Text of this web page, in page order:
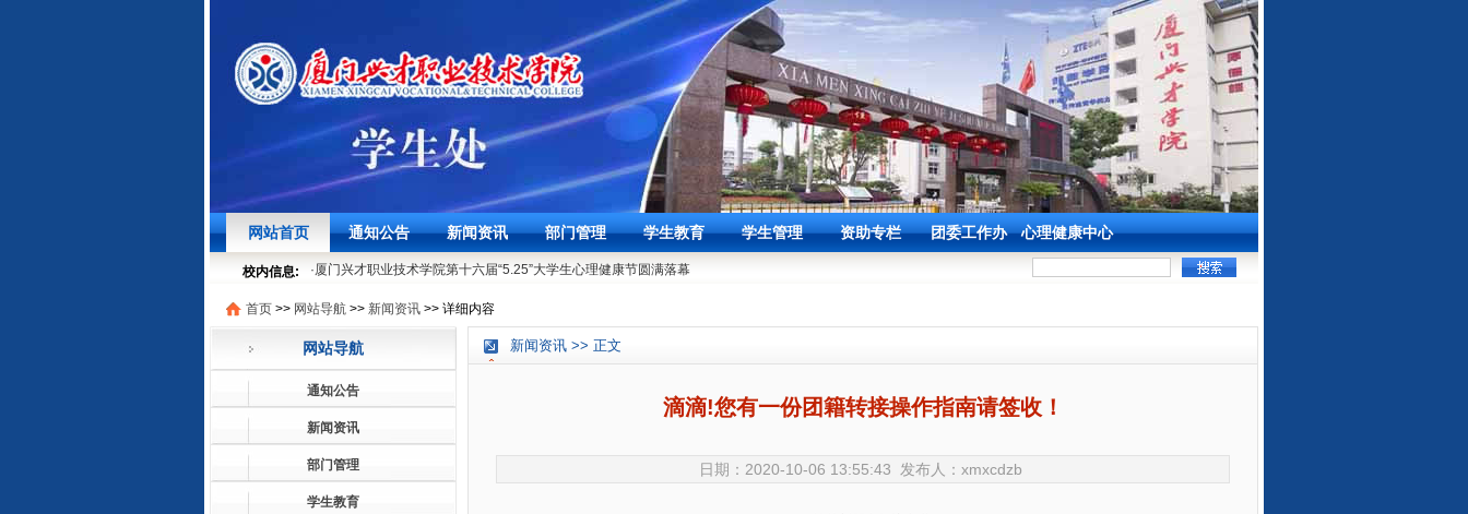
网站首页 通知公告 新闻资讯 部门管理 学生教育 学生管理 资助专栏 团委工作办 心理健康中心
校内信息:
聚焦学生发展，筑牢安全底线┃我校召开3月学生工作例会03-27
·厦门兴才职业技术学院第十六届“5.25”大学生心理健康节圆满落幕
·就业法律进校园 | 厦门兴才学院就业普法宣讲活动顺利开展
聚焦学生发展，筑牢安全底线┃我校召开3月学生工作例会
·时节寻味之“粽”情“粽”意过端午06-07
05-29
·就业法律进校园 | 厦门兴才学院就业普法宣讲活动顺利开展 05-14
首页 >> 网站导航 >> 新闻资讯 >> 详细内容
网站导航
通知公告
新闻资讯
部门管理
学生教育
新闻资讯 >> 正文
滴滴!您有一份团籍转接操作指南请签收！
日期：2020-10-06 13:55:43 发布人：xmxcdzb